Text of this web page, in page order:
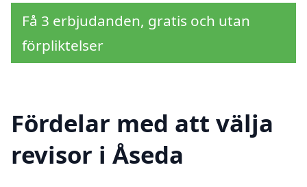
Få 3 erbjudanden, gratis och utan
förpliktelser
Fördelar med att välja
revisor i Åseda